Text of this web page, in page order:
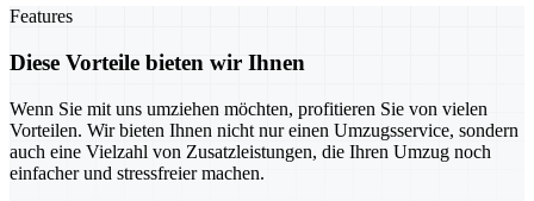
Features
Diese Vorteile bieten wir Ihnen
Wenn Sie mit uns umziehen möchten, profitieren Sie von vielen
Vorteilen. Wir bieten Ihnen nicht nur einen Umzugsservice, sondern
auch eine Vielzahl von Zusatzleistungen, die Ihren Umzug noch
einfacher und stressfreier machen.